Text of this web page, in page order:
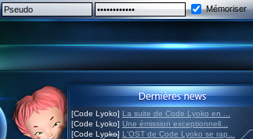
Mémoriser
[Code Lyoko] La suite de Code Lyoko en ...
[Code Lyoko] Une émission exceptionnell...
[Code Lyoko] L'OST de Code Lyoko se rap...